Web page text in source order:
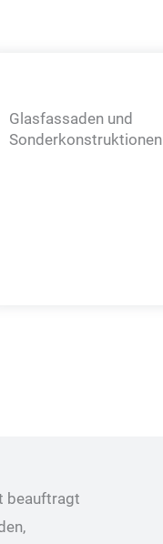
Glasfassaden und
Sonder­konstruktionen
beauftragt